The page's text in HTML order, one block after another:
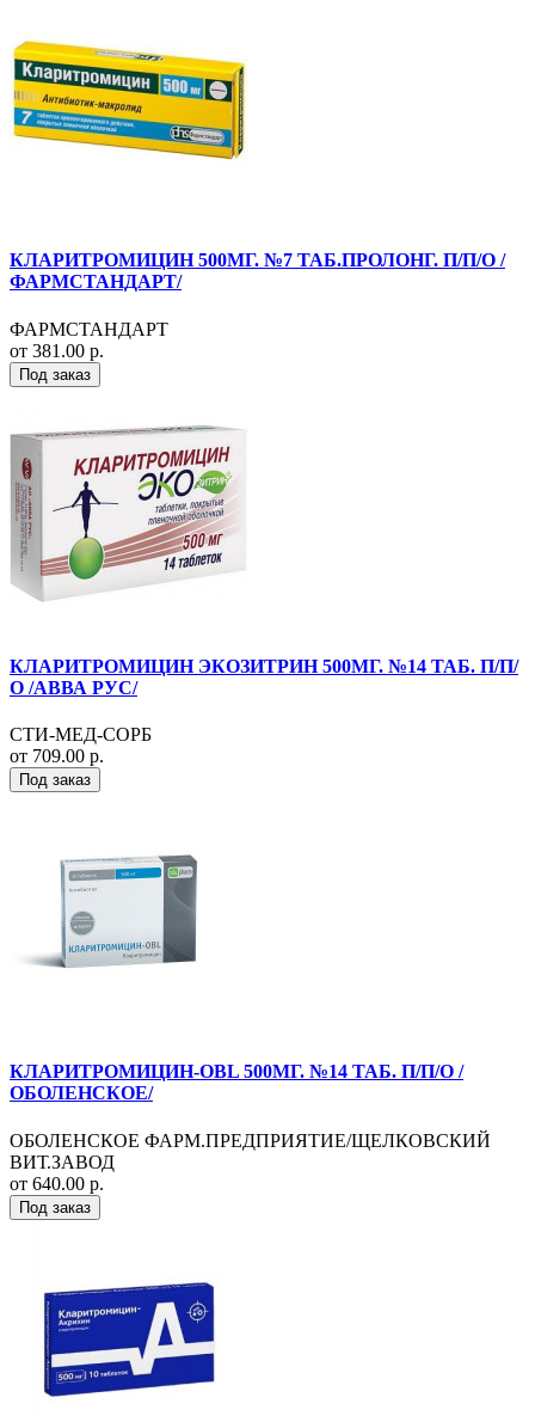
КЛАРИТРОМИЦИН 500МГ. №7 ТАБ.ПРОЛОНГ. П/П/О /
ФАРМСТАНДАРТ/
ФАРМСТАНДАРТ
от 381.00 р.
Под заказ
КЛАРИТРОМИЦИН ЭКОЗИТРИН 500МГ. №14 ТАБ. П/П/
О /АВВА РУС/
СТИ-МЕД-СОРБ
от 709.00 р.
Под заказ
КЛАРИТРОМИЦИН-OBL 500МГ. №14 ТАБ. П/П/О /
ОБОЛЕНСКОЕ/
ОБОЛЕНСКОЕ ФАРМ.ПРЕДПРИЯТИЕ/ЩЕЛКОВСКИЙ
ВИТ.ЗАВОД
от 640.00 р.
Под заказ